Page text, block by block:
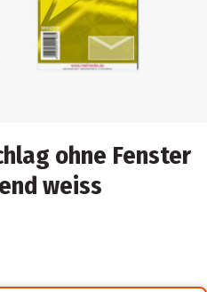
ohne Fenster
weiss